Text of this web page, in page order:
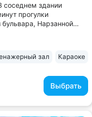
соседнем здании
прогулки
Нарзанной
сохранило
Выбрать
зал Караоке